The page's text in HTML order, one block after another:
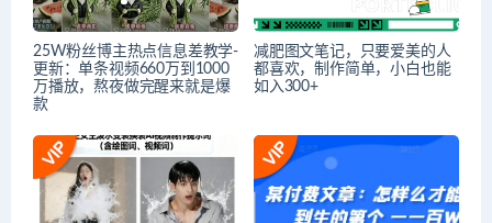
25W粉丝博主热点信息差教学-
更新：单条视频660万到1000
万播放，熬夜做完醒来就是爆
款
减肥图文笔记，只要爱美的人
都喜欢，制作简单，小白也能
如入300+